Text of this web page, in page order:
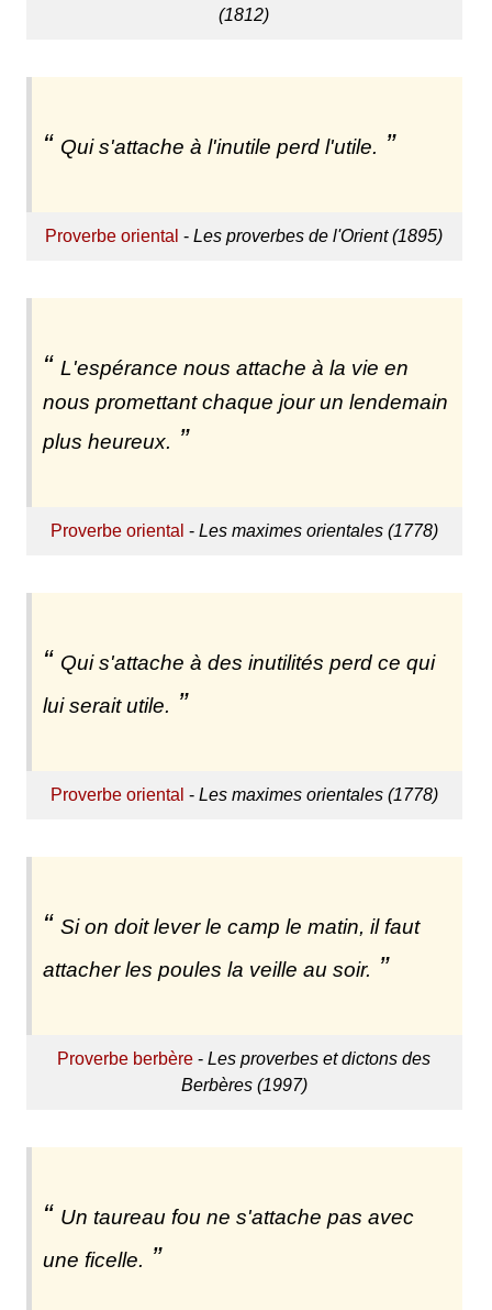
(1812)
Qui s'attache à l'inutile perd l'utile.
Proverbe oriental -Les proverbes de l'Orient (1895)
L'espérance nous attache à la vie en
nous promettant chaque jour un lendemain
plus heureux.
Proverbe oriental - Les maximes orientales (1778)
Qui s'attache à des inutilités perd ce qui
lui serait utile.
Proverbe oriental - Les maximes orientales (1778)
Si on doit lever le camp le matin, il faut
attacher les poules la veille au soir.
Proverbe berbère -Les proverbes et dictons des
Berbères (1997)
Un taureau fou ne s'attache pas avec
une ficelle.